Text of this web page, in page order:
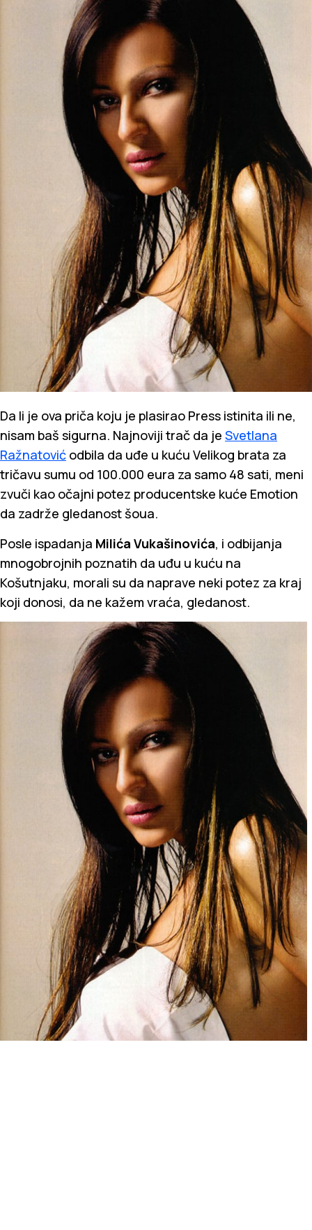
Da li je ova priča koju je plasirao Press istinita ili ne,
nisam baš sigurna. Najnoviji trač da je Svetlana
Ražnatović odbila da uđe u kuću Velikog brata za
tričavu sumu od 100.000 eura za samo 48 sati, meni
zvuči kao očajni potez producentske kuće Emotion
da zadrže gledanost šoua.
Posle ispadanja Milića Vukašinovića, i odbijanja
mnogobrojnih poznatih da uđu u kuću na
Košutnjaku, morali su da naprave neki potez za kraj
koji donosi, da ne kažem vraća, gledanost.